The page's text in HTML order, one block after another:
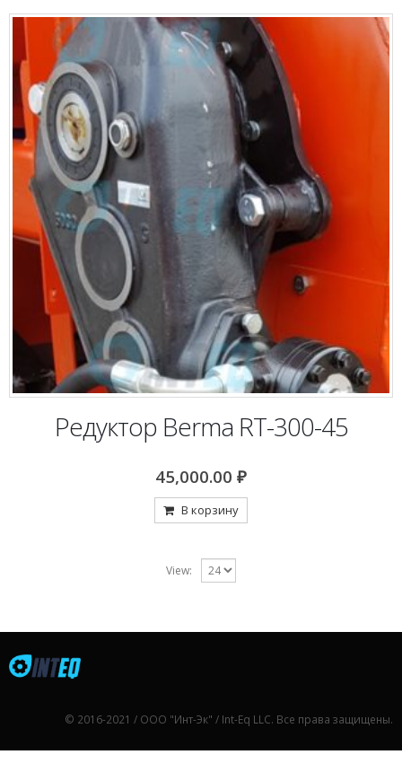
Редуктор Berma RT-300-45
45,000.00 ₽
В корзину
View:
© 2016-2021 / ООО "Инт-Эк" / Int-Eq LLC. Все права защищены.